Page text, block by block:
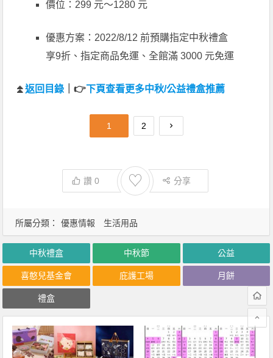
價位：299 元～1280 元
優惠方案：2022/8/12 前預購指定中秋禮盒
享9折、指定商品免運、全館滿 3000 元免運
⏫返回目錄 ｜👉下頁查看更多中秋/公益禮盒推薦
1 2
讚0 ♡ 分享
所屬分類： 優惠情報 生活用品
中秋禮盒 中秋節 公益
喜憨兒基金會 庇護工場 月餅
禮盒